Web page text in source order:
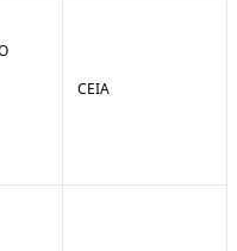
CEIA